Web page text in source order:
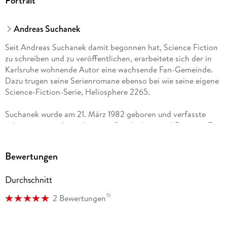
Andreas Suchanek
Seit Andreas Suchanek damit begonnen hat, Science Fiction
zu schreiben und zu veröffentlichen, erarbeitete sich der in
Karlsruhe wohnende Autor eine wachsende Fan-Gemeinde.
Dazu trugen seine Serienromane ebenso bei wie seine eigene
Science-Fiction-Serie, Heliosphere 2265.
Suchanek wurde am 21. März 1982 geboren und verfasste
schon in seiner Jugend eigene Geschichten und Romane. Er
danach arbeitete er freiberuflich sowie als Angestellter in
eigenen Romanen weiter und veröffentlichte
Kurzgeschichten in Anthologien der Genres Mystery und
Steampunk.
Bewertungen
Durchschnitt
2 Bewertungen15